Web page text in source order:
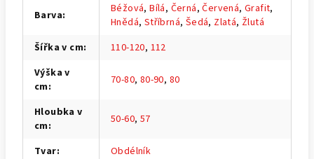
Barva: Béžová,Bílá, Černá,Červená,Grafit,
Hnědá, Stříbrná, Šedá, Zlatá, Žlutá
Šířka v cm: 110-120, 112
Výška v
cm: 70-80, 80-90, 80
Hloubka v
cm: 50-60, 57
Tvar:
Obdélník